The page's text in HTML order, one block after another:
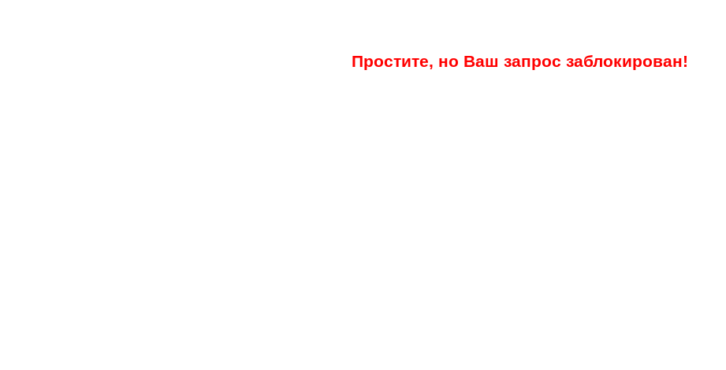
Простите, но Ваш запрос заблокирован!